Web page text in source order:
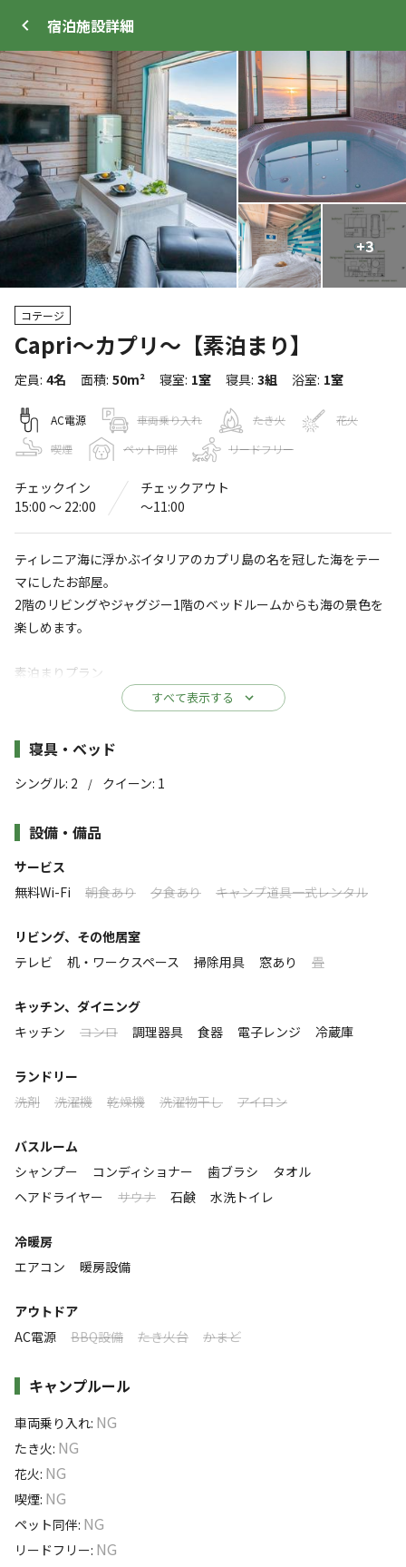
宿泊施設詳細
+3
コテージ
Capri〜カプリ〜【素泊まり】
定員: 4名 面積: 50m² 寝室: 1室 寝具: 3組 浴室: 1室
AC電源 車両乗り入れ たき火
花火
喫煙
ペット同伴 リードフリー
チェックイン
15:00 〜 22:00
チェックアウト
〜11:00
ティレニア海に浮かぶイタリアのカプリ島の名を冠した海をテー
マにしたお部屋。
2階のリビングやジャグジー1階のベッドルームからも海の景色を
楽しめます。
素泊まりプラン
お部屋は、日本海のサンセット（夕日）が綺麗に見えますので、
夕方までの到着をオススメです。
2階には日本海を一望できる、個室のジャグジー（大人4名様が同
時に入れる）を完備しております。
に出入り可能です。
【重要なお願い】
当施設は無人のため、非接触型チェックイン／アウトを採用して
公式LINEから届くヴィラの暗証番号にて鍵を開けてください。
暗証番号はご宿泊の際必ず必要になりますので、必ず公式LINEの
宿泊予約者のフルネームを記載の上、メッセージ送信をお願いし
ます。
https://lin.ee/g9V8nWx
すべて表示する
施設詳細
寝具・ベッド
シングル: 2 / クイーン: 1
設備・備品
サービス
無料Wi-Fi
朝食あり 夕食あり キャンプ道具一式レンタル
リビング、その他居室
テレビ
机・ワークスペース 掃除用具 窓あり 畳
キッチン、ダイニング
キッチン
コンロ 調理器具 食器 電子レンジ 冷蔵庫
ランドリー
洗剤
洗濯機 乾燥機 洗濯物干し アイロン
バスルーム
シャンプー
コンディショナー 歯ブラシ
タオル
ヘアドライヤー
サウナ 石鹸 水洗トイレ
冷暖房
エアコン
暖房設備
アウトドア
AC電源
BBQ設備 たき火台 かまど
キャンプルール
車両乗り入れ: NG
たき火: NG
花火: NG
喫煙: NG
ペット同伴: NG
リードフリー: NG
+7
トップ
Sunset & Villa Spa Resort
〒910-3402 福井県福井市鮎川町94-17-1
駐車場 コインシャワー
※詳しくは「キャンプ場情報 」をご確認ください。
ト＆ヴィラ スパリゾート
3つのお部屋からは
雄大な海がまるで絵画のように望め、
時間とともに表情を変える
空と海の光のグラデーションをとことん満喫する
このキャンプ場の特徴
海
1m
落ち着く
利用者層
#海水浴
#絶景 #携帯電波あり #無料Wi-Fi
キャンペーン